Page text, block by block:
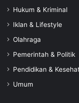
Hukum & Kriminal
Iklan & Lifestyle
Olahraga
Pemerintah & Politik
Pendidikan &
Umum